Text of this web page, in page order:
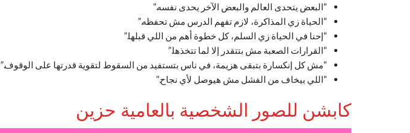
“البعض يتحدى العالم والبعض الآخر يحدى نفسه.”
“الحياة زي المذاكرة، لازم تفهم الدرس مش تحفظه.”
“إحنا في الحياة زي السلم، كل خطوة أهم من اللي قبلها.”
“القرارات الصعبة مش بتتقدر إلا لما تتخذها.”
“مش كل إنكسارة بتبقى هزيمة، في ناس بتستفيد من السقوط لتقوية قدرتها على الوقوف.”
“اللي بيخاف من الفشل مش هيوصل لأي نجاح.”
كابشن للصور الشخصية بالعامية حزين